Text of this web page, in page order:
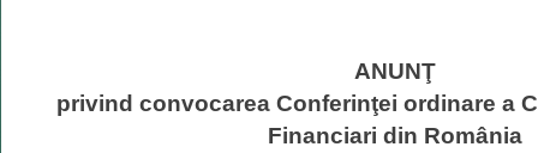
ANUNŢ
privind convocarea Conferinţei ordinare a
Financiari din România